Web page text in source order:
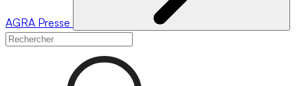
AGRA Presse